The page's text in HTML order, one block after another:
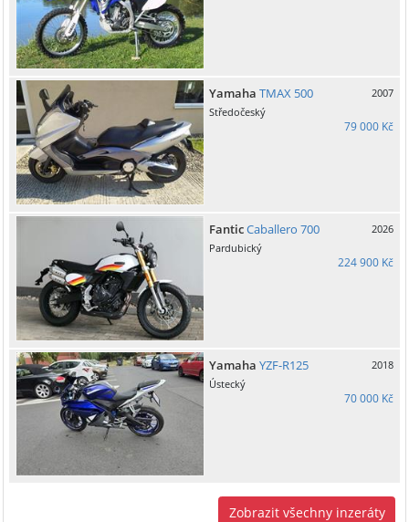
Yamaha TMAX 500
2007
Středočeský
79 000 Kč
FanticCaballero 700
2026
Pardubický
224 900 Kč
Yamaha YZF-R125
2018
Ústecký
70 000 Kč
Zobrazit všechny inzeráty